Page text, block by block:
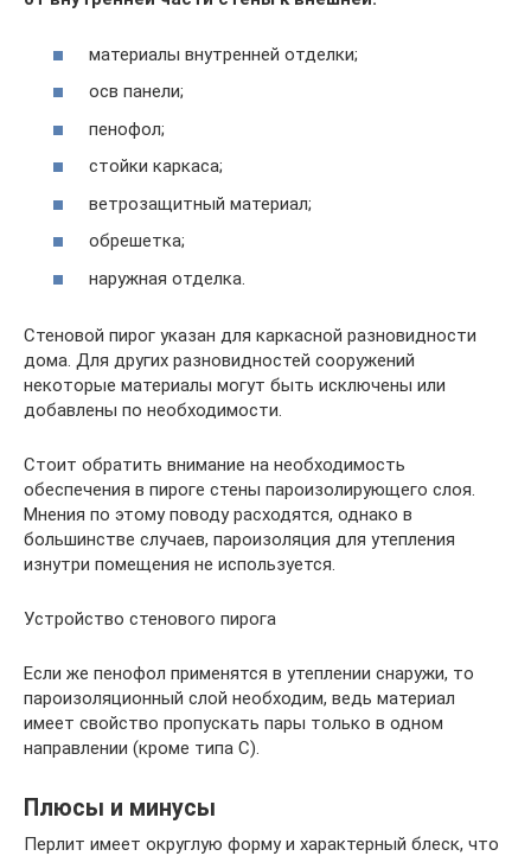
материалы внутренней отделки;
осв панели;
пенофол;
стойки каркаса;
ветрозащитный материал;
обрешетка;
наружная отделка.
Cтеновой пирог указан для каркасной разновидности
дома. Для других разновидностей сооружений
некоторые материалы могут быть исключены или
добавлены по необходимости.
Стоит обратить внимание на необходимость
обеспечения в пироге стены пароизолирующего слоя.
Мнения по этому поводу расходятся, однако в
большинстве случаев, пароизоляция для утепления
изнутри помещения не используется.
Устройство стенового пирога
Если же пенофол применятся в утеплении снаружи, то
пароизоляционный слой необходим, ведь материал
имеет свойство пропускать пары только в одном
направлении (кроме типа С).
Плюсы и минусы
Перлит имеет округлую форму и характерный блеск, что